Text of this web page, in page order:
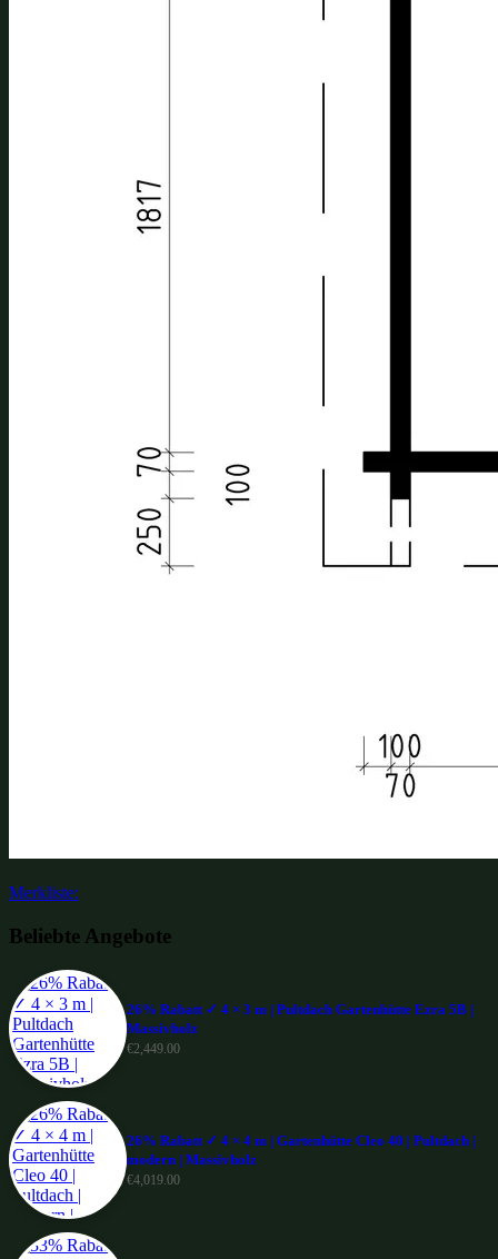
Merkliste:
Beliebte Angebote
26% Rabatt ✓ 4 × 3 m | Pultdach Gartenhütte Ezra 5B |
Massivholz
€2,449.00
26% Rabatt ✓ 4 × 4 m | Gartenhütte Cleo 40 | Pultdach |
modern | Massivholz
€4,019.00